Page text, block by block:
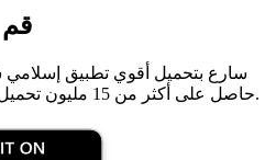
قم
سارع بتحميل أقوي تطبيق إسلامي
حاصل على أكثر من 15 مليون تحميل على متاجر التطبيقات الذكية.